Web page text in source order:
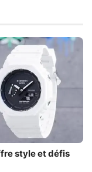
style et défis